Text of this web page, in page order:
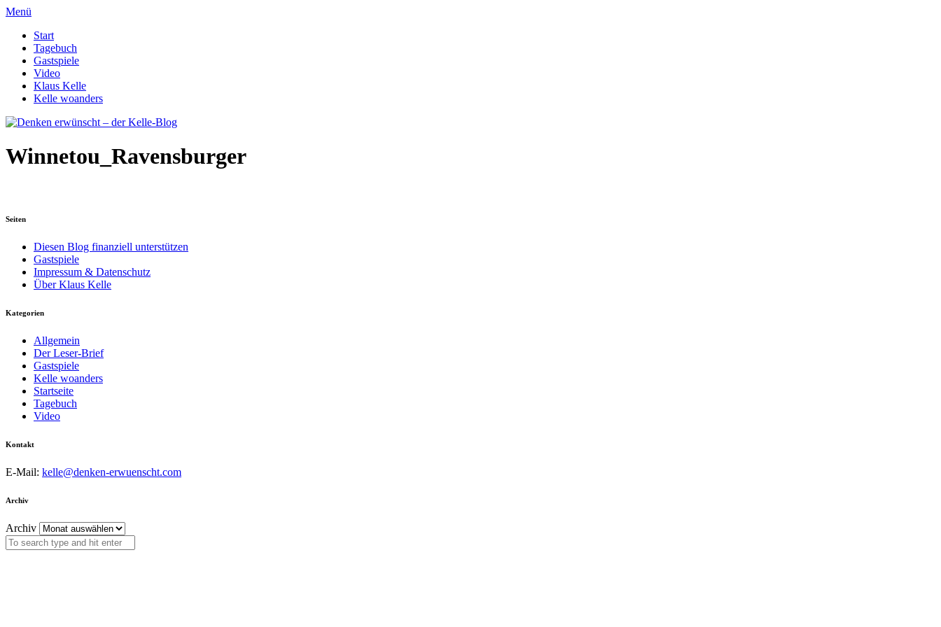
Menü
Start
Tagebuch
Gastspiele
Video
Klaus Kelle
Kelle woanders
Winnetou_Ravensburger
Seiten
Diesen Blog finanziell unterstützen
Gastspiele
Impressum & Datenschutz
Über Klaus Kelle
Kategorien
Allgemein
Der Leser-Brief
Gastspiele
Kelle woanders
Startseite
Tagebuch
Video
Kontakt
E-Mail: kelle@denken-erwuenscht.com
Archiv
Archiv